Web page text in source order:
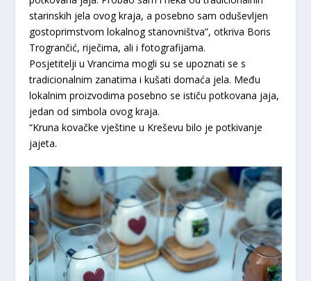
starinskih jela ovog kraja, a posebno sam oduševljen
gostoprimstvom lokalnog stanovništva”, otkriva Boris
Trogrančić, riječima, ali i fotografijama.
Posjetitelji u Vrancima mogli su se upoznati se s
tradicionalnim zanatima i kušati domaća jela. Među
lokalnim proizvodima posebno se ističu potkovana jaja,
jedan od simbola ovog kraja.
“Kruna kovačke vještine u Kreševu bilo je potkivanje
jajeta.